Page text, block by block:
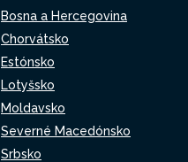
Bosna a Hercegovina
Chorvátsko
Estónsko
Lotyšsko
Moldavsko
Severné Macedónsko
Srbsko